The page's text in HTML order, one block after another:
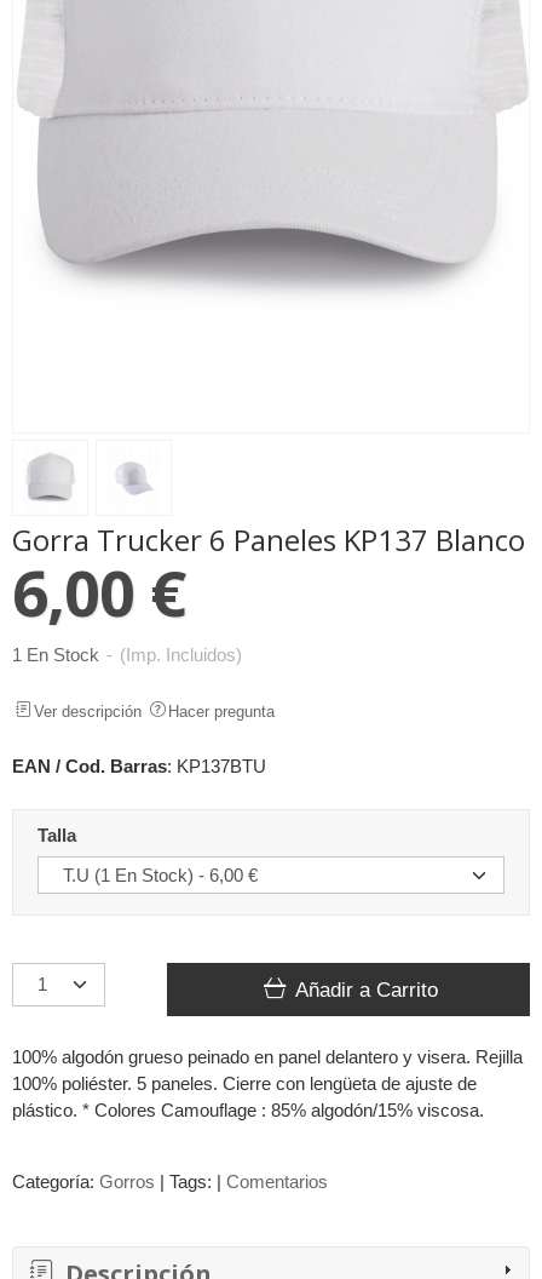
Gorra Trucker 6 Paneles KP137 Blanco
6,00 €
1 En Stock - (Imp. Incluidos)
Ver descripción Hacer pregunta
EAN / Cod. Barras: KP137BTU
Talla
Añadir a Carrito
100% algodón grueso peinado en panel delantero y visera. Rejilla
100% poliéster. 5 paneles. Cierre con lengüeta de ajuste de
plástico. * Colores Camouflage : 85% algodón/15% viscosa.
Categoría: Gorros | Tags: | Comentarios